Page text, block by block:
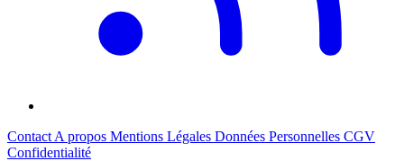
Contact A propos Mentions Légales Données Personnelles CGV
Confidentialité